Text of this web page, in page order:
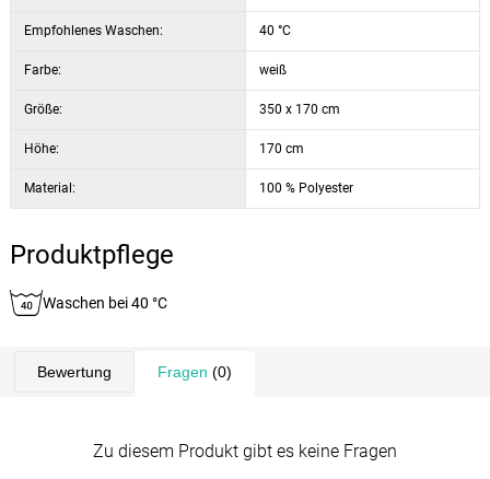
Empfohlenes Waschen: 40 °C
Farbe: weiß
Größe: 350 x 170 cm
Höhe: 170 cm
Material: 100 % Polyester
Produktpflege
Waschen bei 40 °C
Bewertung Fragen (0)
Zu diesem Produkt gibt es keine Fragen